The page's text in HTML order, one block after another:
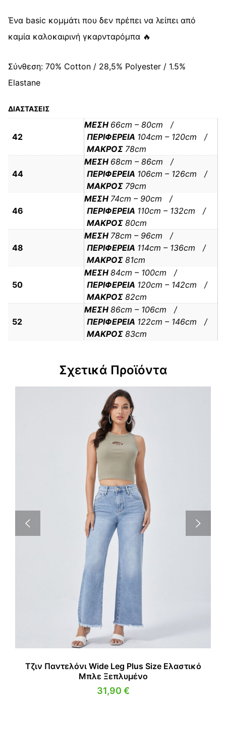
Ένα basic κομμάτι που δεν πρέπει να λείπει από
καμία καλοκαιρινή γκαρνταρόμπα 🔥
Σύνθεση: 70% Cotton / 28,5% Polyester / 1.5%
Elastane
ΔΙΑΣΤΑΣΕΙΣ
42
ΜΕΣΗ 66cm – 80cm /
ΠΕΡΙΦΕΡΕΙΑ 104cm – 120cm /
ΜΑΚΡΟΣ 78cm
44
ΜΕΣΗ 68cm – 86cm /
ΠΕΡΙΦΕΡΕΙΑ 106cm – 126cm /
ΜΑΚΡΟΣ 79cm
46
ΜΕΣΗ 74cm – 90cm /
ΠΕΡΙΦΕΡΕΙΑ 110cm – 132cm /
ΜΑΚΡΟΣ 80cm
48
ΜΕΣΗ 78cm – 96cm /
ΠΕΡΙΦΕΡΕΙΑ 114cm – 136cm /
ΜΑΚΡΟΣ 81cm
50
ΜΕΣΗ 84cm – 100cm /
ΠΕΡΙΦΕΡΕΙΑ 120cm – 142cm /
ΜΑΚΡΟΣ 82cm
52
ΜΕΣΗ 86cm – 106cm /
ΠΕΡΙΦΕΡΕΙΑ 122cm – 146cm /
ΜΑΚΡΟΣ 83cm
Σχετικά Προϊόντα
Τζιν Παντελόνι Wide Leg Plus Size Ελαστικό
Μπλε Ξεπλυμένο
31,90 €